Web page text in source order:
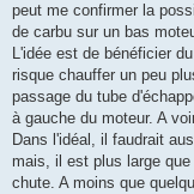
peut me confirmer la
de carbu sur un bas
L'idée est de bénéficier
risque chauffer un peu
passage du tube
à gauche du moteur. A
Dans l'idéal, il faudrait
mais, il est plus large
chute. A moins que